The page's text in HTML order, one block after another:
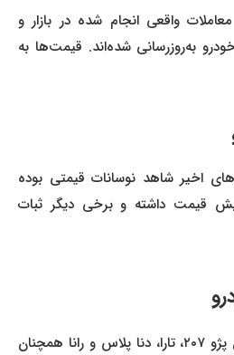
واقعی انجام شده در بازار و
به‌روزرسانی شده‌اند. قیمت‌ها به
اخیر شاهد نوسانات قیمتی بوده
قیمت داشته و برخی دیگر ثبات
محصولات ایران‌خودرو شامل پژو ۲۰۷، تارا، دنا پلاس و رانا همچنان